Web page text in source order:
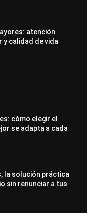
atención
y calidad de vida
cómo elegir el
se adapta a cada
la solución práctica
sin renunciar a tus